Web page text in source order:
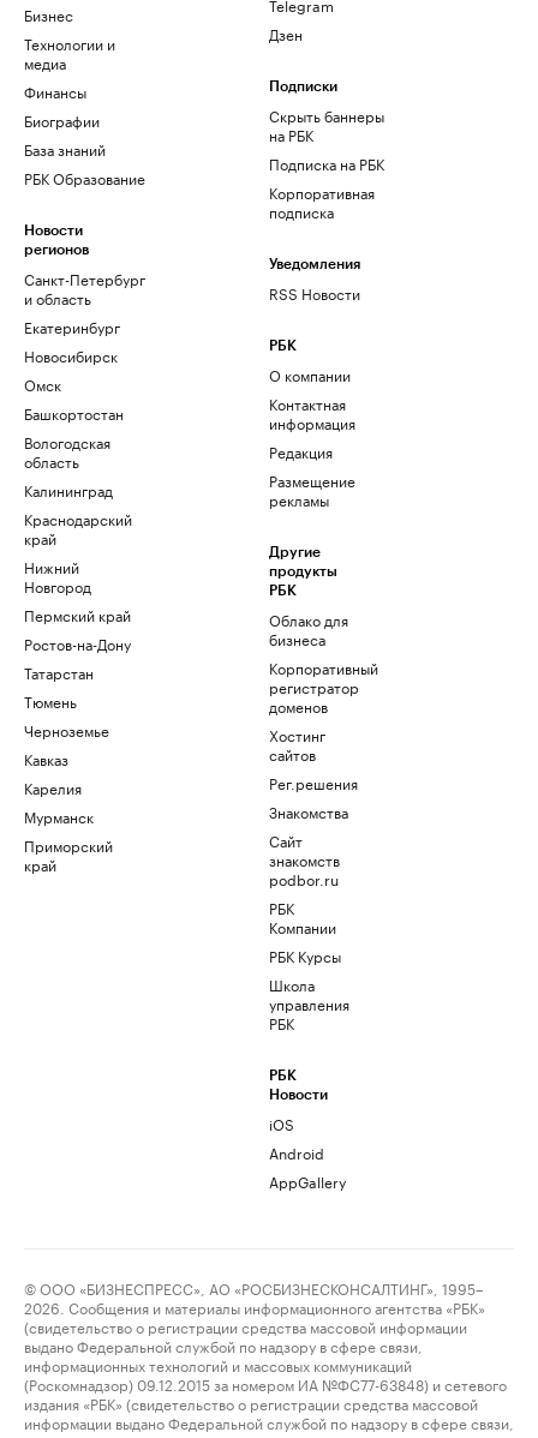
Бизнес
Технологии и
медиа
Финансы
Биографии
База знаний
РБК Образование
Новости
регионов
Санкт-Петербург
и область
Екатеринбург
Новосибирск
Омск
Башкортостан
Вологодская
область
Калининград
Краснодарский
край
Нижний
Новгород
Пермский край
Ростов-на-Дону
Татарстан
Тюмень
Черноземье
Кавказ
Карелия
Мурманск
Приморский
край
Дзен
Подписки
Скрыть баннеры
на РБК
Подписка на РБК
Корпоративная
подписка
Уведомления
RSS Новости
РБК
О компании
Контактная
информация
Редакция
Размещение
рекламы
Другие
продукты
РБК
Облако для
бизнеса
Корпоративный
регистратор
доменов
Хостинг
сайтов
Рег.решения
Знакомства
Сайт
знакомств
podbor.ru
РБК
Компании
РБК Курсы
Школа
управления
РБК
РБК
Новости
iOS
Android
AppGallery
© ООО «БИЗНЕСПРЕСС», АО «РОСБИЗНЕСКОНСАЛТИНГ», 1995–
2026. Сообщения и материалы информационного агентства «РБК»
(свидетельство о регистрации средства массовой информации
выдано Федеральной службой по надзору в сфере связи,
информационных технологий и массовых коммуникаций
(Роскомнадзор) 09.12.2015 за номером ИА №ФС77-63848) и сетевого
издания «РБК» (свидетельство о регистрации средства массовой
информации выдано Федеральной службой по надзору в сфере связи,